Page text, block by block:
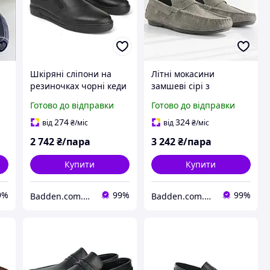
Шкіряні сліпони на
резиночках чорні кеди
великих розмірів Rosso
Avangard Slipy Black BS
Готово до відправки
від274 ₴/міс
2 742 ₴/пара
Купити
Badden.com.ua інтернет магазин чоловічого та жіночого взуття великих розмірів 99%
Літні мокасини
замшеві сірі з
взуття великого
розміру 46 47 48 Rosso
Neutral Grey BS
Готово до відправки
від324₴/міс
3 242₴/пара
Купити
Badden.com.ua інтернет магазин чоловічого та жіночого взуття великих розмірів 99%